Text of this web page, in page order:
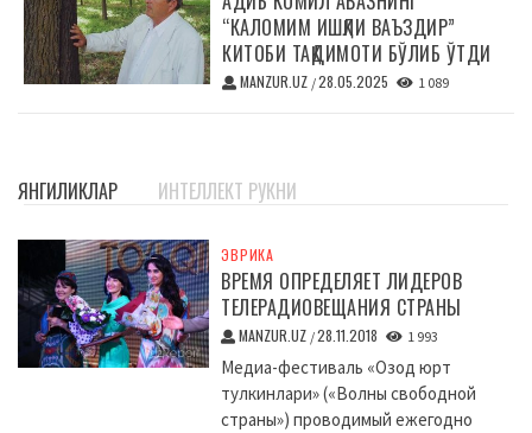
“КАЛОМИМ ИШҚЛИ ВАЪЗДИР”
КИТОБИ ТАҚДИМОТИ БЎЛИБ ЎТДИ
MANZUR.UZ /28.05.2025 1 089
ЯНГИЛИКЛАР ИНТЕЛЛЕКТ РУКНИ
ЭВРИКА
ВРЕМЯ ОПРЕДЕЛЯЕТ ЛИДЕРОВ
ТЕЛЕРАДИОВЕЩАНИЯ СТРАНЫ
MANZUR.UZ /28.11.2018 1 993
Медиа-фестиваль «Озод юрт
тулкинлари» («Волны свободной
страны») проводимый ежегодно